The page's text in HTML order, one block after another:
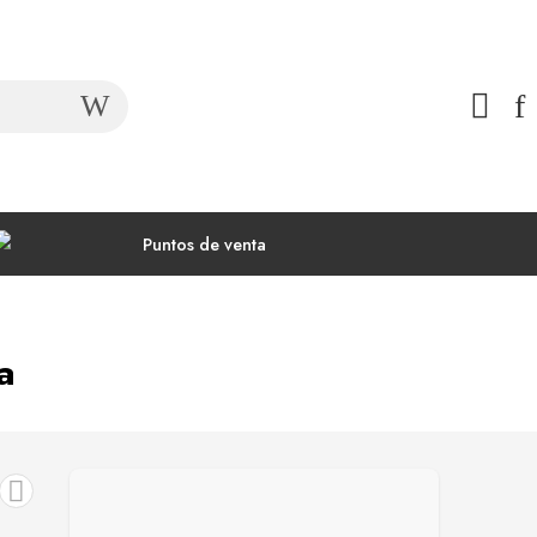
Puntos de venta